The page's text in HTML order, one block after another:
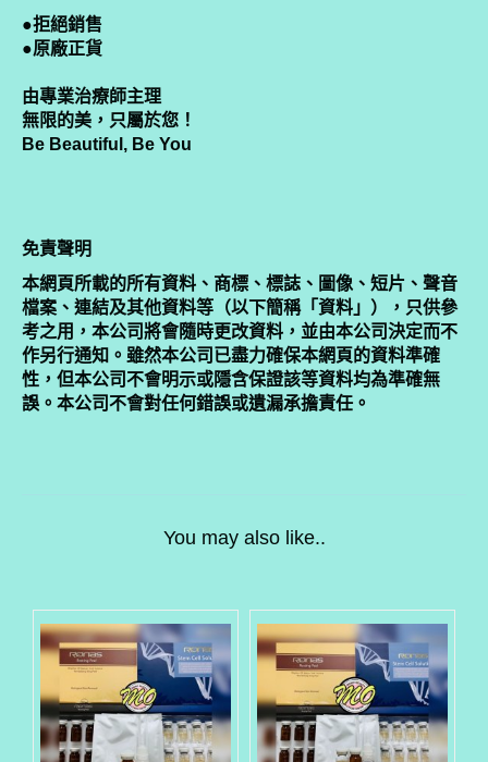
●拒絕銷售
●原廠正貨
由專業治療師主理
無限的美，只屬於您！
Be Beautiful, Be You
免責聲明
本網頁所載的所有資料、商標、標誌、圖像、短片、聲音
檔案、連結及其他資料等（以下簡稱「資料」），只供參
考之用，本公司將會隨時更改資料，並由本公司決定而不
作另行通知。雖然本公司已盡力確保本網頁的資料準確
性，但本公司不會明示或隱含保證該等資料均為準確無
誤。本公司不會對任何錯誤或遺漏承擔責任。
You may also like..